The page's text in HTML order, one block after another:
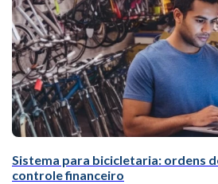
Sistema para bicicletaria: ordens
controle financeiro